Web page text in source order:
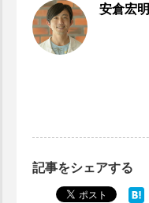
安倉宏明
記事をシェアする